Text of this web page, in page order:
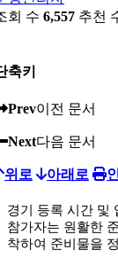
회 수 6,557 추천
축키
Prev이전 문서
Next다음 문서
위로 아래로
경기 등록 시간 및
참가자는 원활한
착하여 준비물을